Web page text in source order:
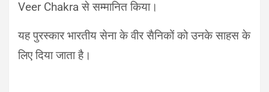
Veer Chakra से सम्मानित किया।
यह पुरस्कार भारतीय सेना के वीर सैनिकों को उनके साहस के
लिए दिया जाता है।